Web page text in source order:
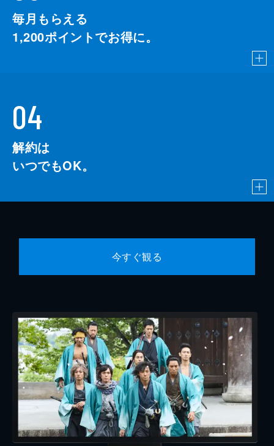
毎月もらえる
1,200ポイントでお得に。
04
解約は
いつでもOK。
今すぐ観る